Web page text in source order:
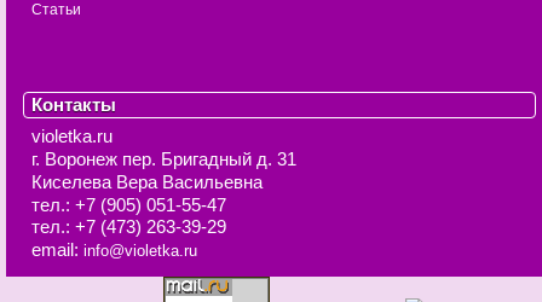
Статьи
Контакты
violetka.ru
г. Воронеж пер. Бригадный д. 31
Киселева Вера Васильевна
тел.: +7 (905) 051-55-47
тел.: +7 (473) 263-39-29
email: info@violetka.ru